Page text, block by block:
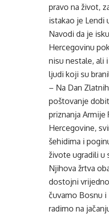
pravo na život,
istakao je Lendi
Navodi da je
Hercegovinu
nisu nestale, ali
ljudi koji su
– Na Dan
poštovanje
priznanja Armije
Hercegovine,
šehidima i
živote ugradili u
Njihova žrtva
dostojni
čuvamo Bosnu
radimo na